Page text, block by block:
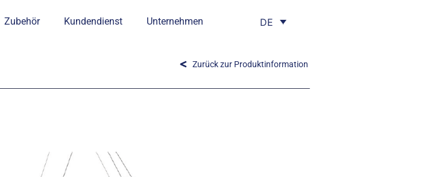
Zubehör Kundendienst Unternehmen DE
Zurück zur Produktinformation